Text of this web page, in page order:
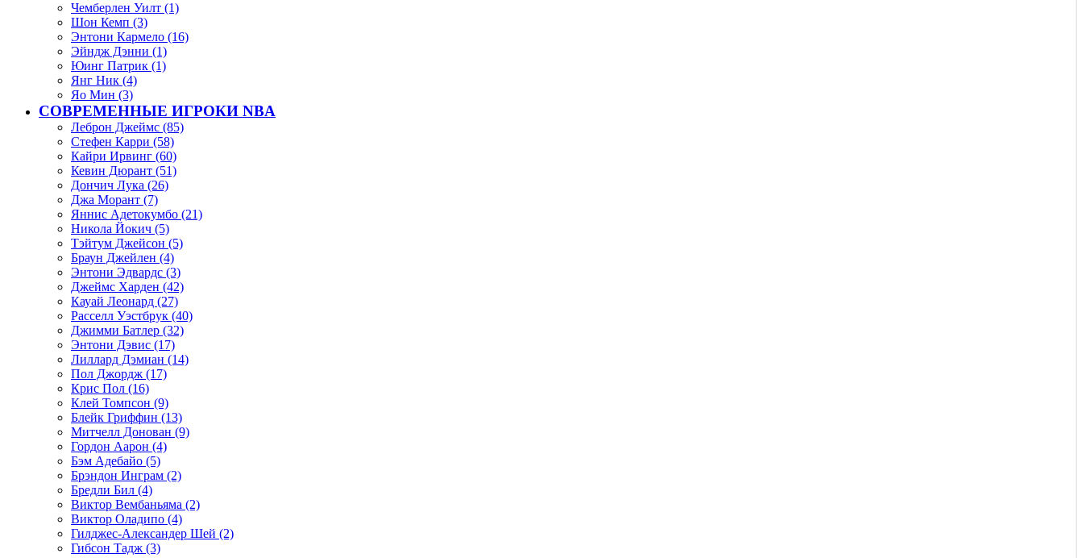
Чемберлен Уилт (1)
Шон Кемп (3)
Энтони Кармело (16)
Эйндж Дэнни (1)
Юинг Патрик (1)
Янг Ник (4)
Яо Мин (3)
СОВРЕМЕННЫЕ ИГРОКИ NBA
Леброн Джеймс (85)
Стефен Карри (58)
Кайри Ирвинг (60)
Кевин Дюрант (51)
Дончич Лука (26)
Джа Морант (7)
Яннис Адетокумбо (21)
Никола Йокич (5)
Тэйтум Джейсон (5)
Браун Джейлен (4)
Энтони Эдвардс (3)
Джеймс Харден (42)
Кауай Леонард (27)
Расселл Уэстбрук (40)
Джимми Батлер (32)
Энтони Дэвис (17)
Лиллард Дэмиан (14)
Пол Джордж (17)
Крис Пол (16)
Клей Томпсон (9)
Блейк Гриффин (13)
Митчелл Донован (9)
Гордон Аарон (4)
Бэм Адебайо (5)
Брэндон Инграм (2)
Бредли Бил (4)
Виктор Вембаньяма (2)
Виктор Оладипо (4)
Гилджес-Александер Шей (2)
Гибсон Тадж (3)